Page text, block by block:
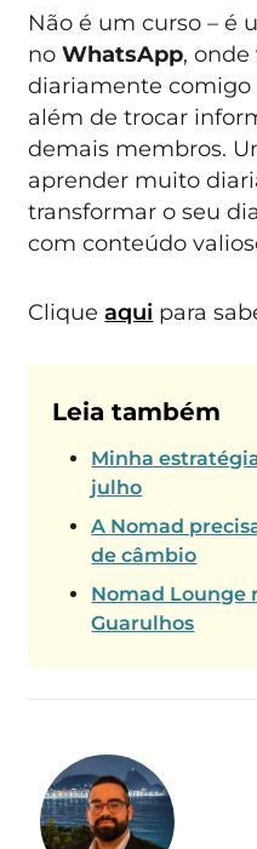
Não é um curso – é
noWhatsApp, onde
diariamente comigo
além de trocar
demais membros.
aprender muito
transformar o seu
com conteúdo
Cliqueaqui para
Leia também
Minha
julho
A Nomad
de câmbio
Nomad Lounge
Guarulhos